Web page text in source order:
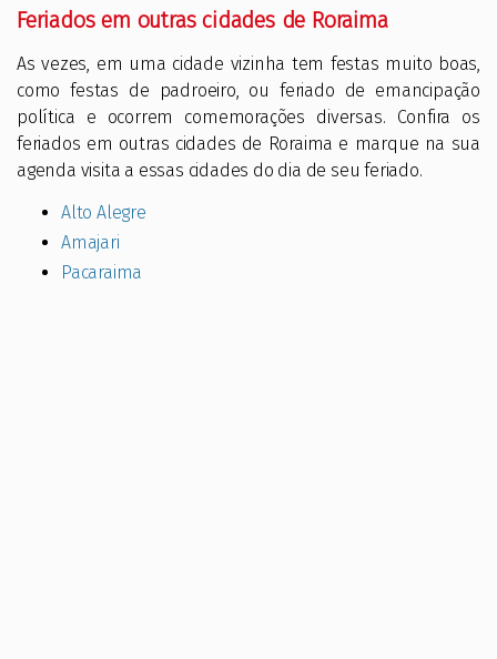
Feriados em outras cidades de Roraima
As vezes, em uma cidade vizinha tem festas muito boas,
como festas de padroeiro, ou feriado de emancipação
política e ocorrem comemorações diversas. Confira os
feriados em outras cidades de Roraima e marque na sua
agenda visita a essas cidades do dia de seu feriado.
Alto Alegre
Amajari
Pacaraima